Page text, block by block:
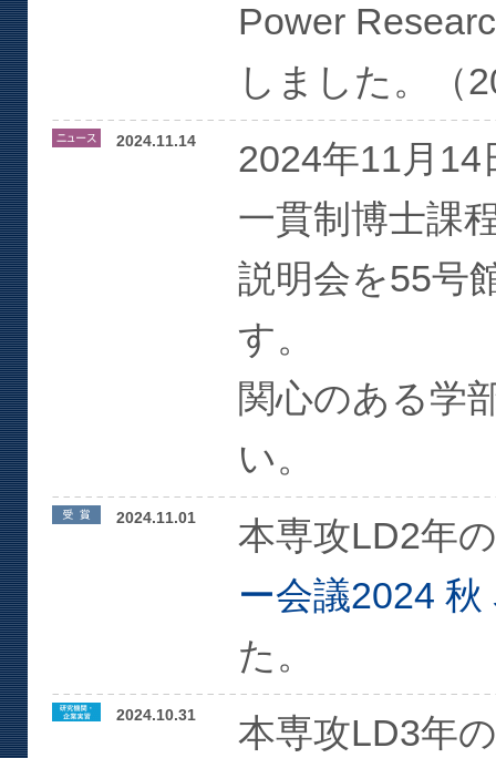
Power
しました。（
2024.11.14
2024年11月14
一貫制博士課
説明会を55号
す。
関心のある学
い。
2024.11.01
本専攻LD2年
ー会議2024 秋
た。
2024.10.31
本専攻LD3年